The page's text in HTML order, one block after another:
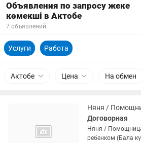
Объявления по запросу жеке
көмекші в Актобе
7 объявлений
Услуги Работа
Актобе Цена На обмен
Договорная
Няня /
ребенком (Бала